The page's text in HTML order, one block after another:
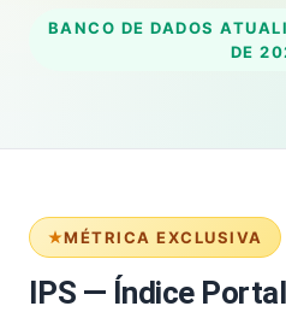
BANCO DE DADOS
DE
MÉTRICA EXCLUSIVA
IPS — Índice